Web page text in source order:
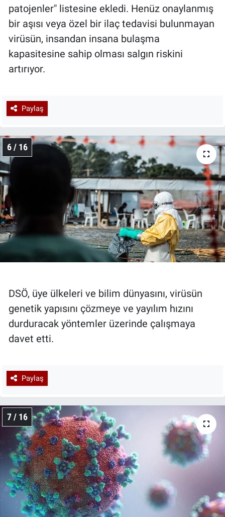
patojenler" listesine ekledi. Henüz onaylanmış
bir aşısı veya özel bir ilaç tedavisi bulunmayan
virüsün, insandan insana bulaşma
kapasitesine sahip olması salgın riskini
artırıyor.
Paylaş
6 / 16
DSÖ, üye ülkeleri ve bilim dünyasını, virüsün
genetik yapısını çözmeye ve yayılım hızını
durduracak yöntemler üzerinde çalışmaya
davet etti.
Paylaş
7 / 16